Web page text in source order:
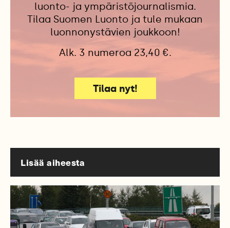
luonto- ja ympäristöjournalismia.
Tilaa Suomen Luonto ja tule mukaan
luonnonystävien joukkoon!
Alk. 3 numeroa 23,40 €.
Tilaa nyt!
Lisää aiheesta